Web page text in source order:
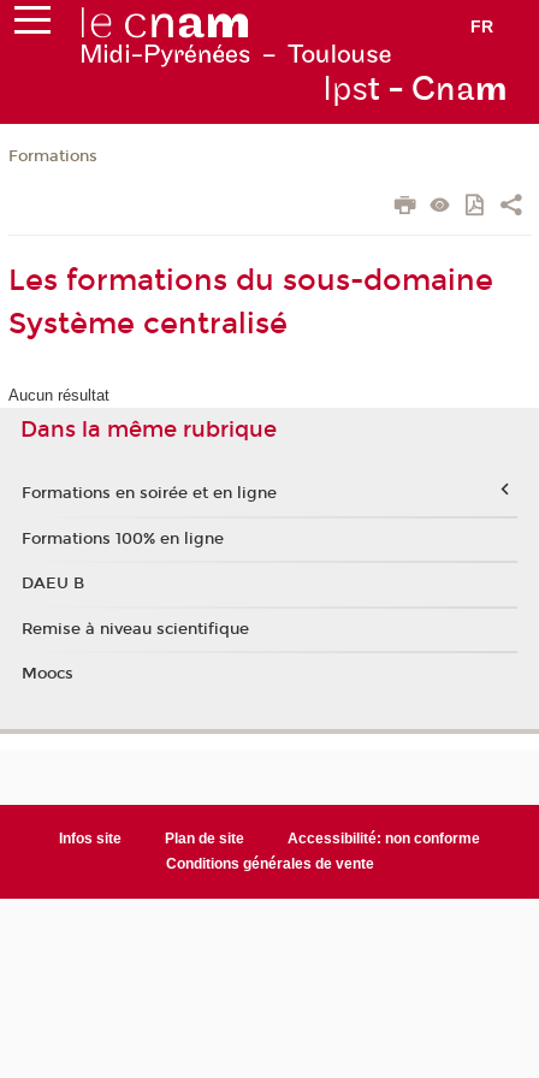
FR
Ipst - Cnam
Formations
Les formations du sous-domaine
Système centralisé
Aucun résultat
Dans la même rubrique
Formations en soirée et en ligne
Formations 100% en ligne
DAEU B
Remise à niveau scientifique
Moocs
Infos site Plan de site
Accessibilité: non conforme
Conditions générales de vente